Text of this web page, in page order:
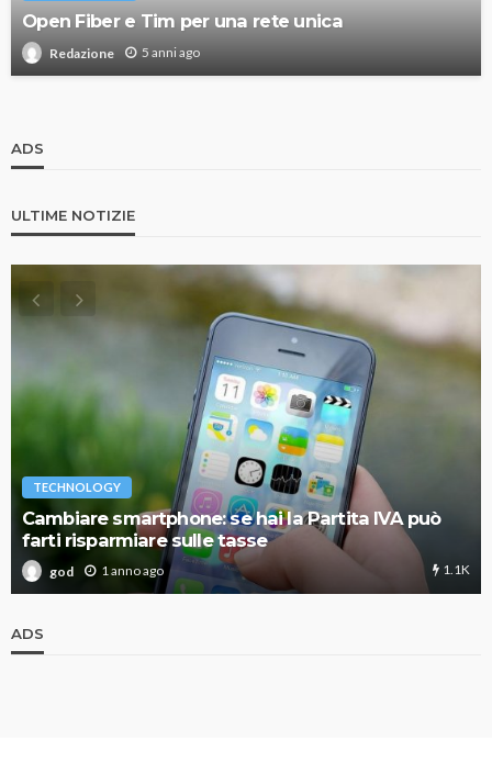
Open Fiber e Tim per una rete unica
Redazione 5 anni ago
ADS
ULTIME NOTIZIE
TECHNOLOGY
Cambiare smartphone: se hai la Partita IVA può
farti risparmiare sulle tasse
god 1 anno ago 1.1K
ADS